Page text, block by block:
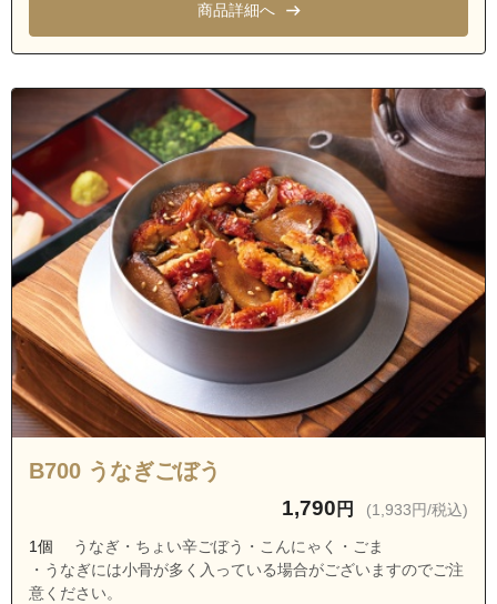
商品詳細へ
B700 うなぎごぼう
1,790 円 (1,933円/税込)
1個
うなぎ・ちょい辛ごぼう・こんにゃく・ごま
・うなぎには小骨が多く入っている場合がございますのでご注
意ください。